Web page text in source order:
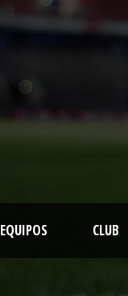
EQUIPOS CLUB